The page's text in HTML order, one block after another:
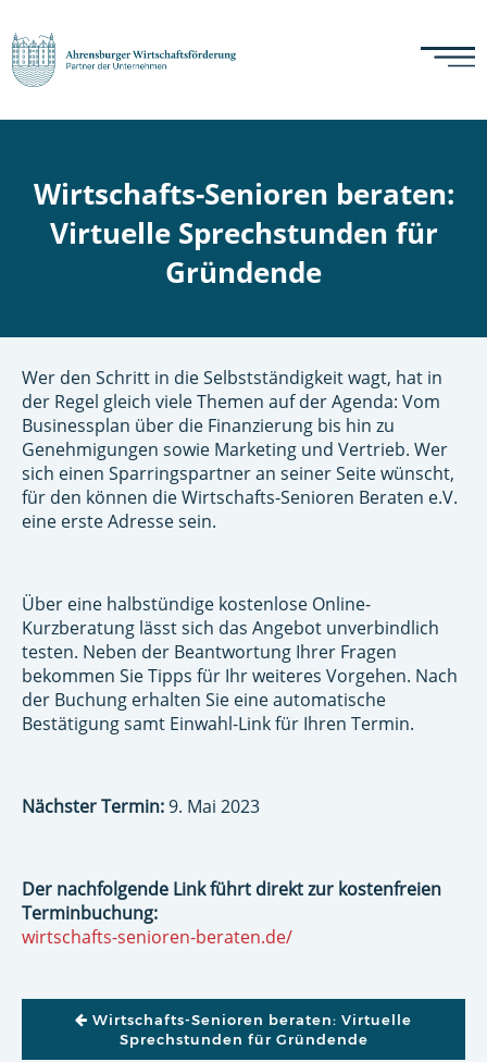
Wirtschafts-Senioren beraten:
Virtuelle Sprechstunden für
Gründende
Wer den Schritt in die Selbstständigkeit wagt, hat in
der Regel gleich viele Themen auf der Agenda: Vom
Businessplan über die Finanzierung bis hin zu
Genehmigungen sowie Marketing und Vertrieb. Wer
sich einen Sparringspartner an seiner Seite wünscht,
für den können die Wirtschafts-Senioren Beraten e.V.
eine erste Adresse sein.
Über eine halbstündige kostenlose Online-
Kurzberatung lässt sich das Angebot unverbindlich
testen. Neben der Beantwortung Ihrer Fragen
bekommen Sie Tipps für Ihr weiteres Vorgehen. Nach
der Buchung erhalten Sie eine automatische
Bestätigung samt Einwahl-Link für Ihren Termin.
Nächster Termin:9. Mai 2023
Der nachfolgende Link führt direkt zur kostenfreien
Terminbuchung:
wirtschafts-senioren-beraten.de/
BEITRAGSNAVIGATION
Wirtschafts-Senioren beraten: Virtuelle
Sprechstunden für Gründende